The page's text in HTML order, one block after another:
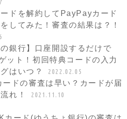
ドを解約してPayPayカード
してみた！審査の結果は？！
の銀行】口座開設するだけで
ット！初回特典コードの入力
はいつ？
2022.02.05
ドの審査は早い？カードが届
れ！
2021.11.10